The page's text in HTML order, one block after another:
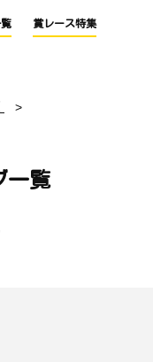
賞レース特集
一覧